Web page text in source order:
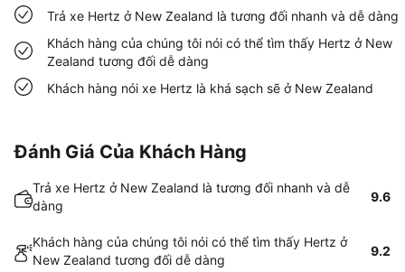
Trả xe Hertz ở New Zealand là tương đối nhanh và dễ dàng
Khách hàng của chúng tôi nói có thể tìm thấy Hertz ở New
Zealand tương đối dễ dàng
Khách hàng nói xe Hertz là khá sạch sẽ ở New Zealand
Đánh Giá Của Khách Hàng
Trả xe Hertz ở New Zealand là tương đối nhanh và dễ
dàng
9.6
Khách hàng của chúng tôi nói có thể tìm thấy Hertz ở
New Zealand tương đối dễ dàng
9.2